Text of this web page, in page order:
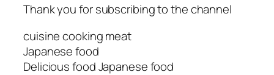
Thank you for subscribing to the channel
cuisine cooking meat
Japanese food
Delicious food Japanese food